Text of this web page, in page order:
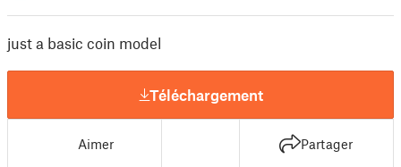
just a basic coin model
Téléchargement
Aimer Partager